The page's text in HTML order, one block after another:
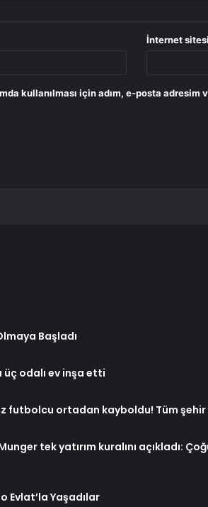
İnternet sitesi
kullanılması için adım, e-posta adresim
Başladı
üç odalı ev inşa etti
futbolcu ortadan kayboldu! Tüm şehir
tek yatırım kuralını açıkladı:
Evlat’la Yaşadılar